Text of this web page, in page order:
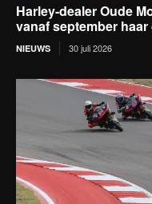
Harley-dealer Oude
vanaf september haar
NIEUWS 30 juli 2026